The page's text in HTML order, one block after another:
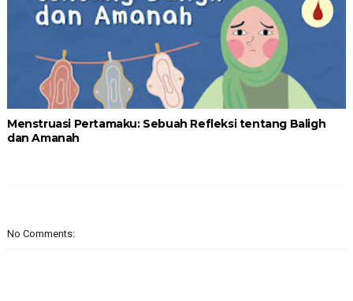
Menstruasi Pertamaku: Sebuah Refleksi tentang Baligh
dan Amanah
No Comments: